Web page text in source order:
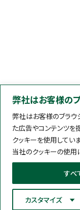
弊社はお客様の
弊社はお客様のブラウ
た広告やコンテンツを
クッキーを使用していま
当社のクッキーの使用
カスタマイズ
すべ